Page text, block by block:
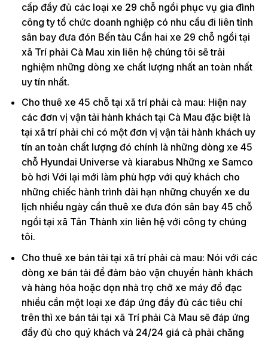
cấp đầy đủ các loại xe 29 chỗ ngồi phục vụ gia đình
công ty tổ chức doanh nghiệp có nhu cầu đi liên tỉnh
sân bay đưa đón Bến tàu Cần hai xe 29 chỗ ngồi tại
xã Trí phải Cà Mau xin liên hệ chúng tôi sẽ trải
nghiệm những dòng xe chất lượng nhất an toàn nhất
uy tín nhất.
Cho thuê xe 45 chỗ tại xã trí phải cà mau: Hiện nay
các đơn vị vận tải hành khách tại Cà Mau đặc biệt là
tại xã trí phải chỉ có một đơn vị vận tải hành khách uy
tín an toàn chất lượng đó chính là những dòng xe 45
chỗ Hyundai Universe và kiarabus Những xe Samco
bò hơi Với lại mới làm phù hợp với quý khách cho
những chiếc hành trình dài hạn những chuyến xe du
lịch nhiều ngày cần thuê xe đưa đón sân bay 45 chỗ
ngồi tại xã Tân Thành xin liên hệ với công ty chúng
tôi.
Cho thuê xe bán tải tại xã trí phải cà mau: Nói với các
dòng xe bán tải để đảm bảo vận chuyển hành khách
và hàng hóa hoặc dọn nhà trọ chở xe máy đồ đạc
nhiều cần một loại xe đáp ứng đầy đủ các tiêu chí
trên thì xe bán tải tại xã Trí phải Cà Mau sẽ đáp ứng
đầy đủ cho quý khách và 24/24 giá cả phải chăng